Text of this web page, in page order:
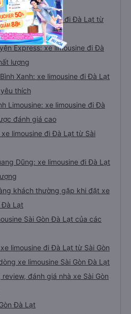
cao
Hiệp: xe limousine đi Đà Lạt từ
Express: xe limousine đi Đà
lượng
Xanh: xe limousine đi Đà Lạt
thích
Limousine: xe limousine đi Đà
đánh giá cao
xe limousine đi Đà Lạt từ Sài
Dũng: xe limousine đi Đà Lạt
khách thường gặp khi đặt xe
Đà Lạt
Sài Gòn Đà Lạt của các
limousine đi Đà Lạt từ Sài Gòn
xe limousine Sài Gòn Đà Lạt
đánh giá nhà xe Sài Gòn
Đà Lạt